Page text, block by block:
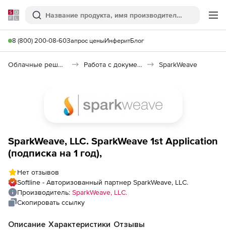
Softline
Поиск
8 (800) 200-08-60Запрос ценыИнферитБлог
Облачные решения (SaaS) Работа с документами (SaaS) SparkWeave
SparkWeave, LLC. SparkWeave 1st Application
(подписка на 1 год),
Нет отзывов
Softline - Авторизованный партнер SparkWeave, LLC.
Производитель: SparkWeave, LLC.
Скопировать ссылку
Описание Характеристики Отзывы